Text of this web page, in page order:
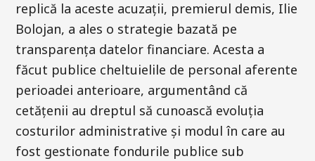
replică la aceste acuzații, premierul demis, Ilie
Bolojan, a ales o strategie bazată pe
transparența datelor financiare. Acesta a
făcut publice cheltuielile de personal aferente
perioadei anterioare, argumentând că
cetățenii au dreptul să cunoască evoluția
costurilor administrative și modul în care au
fost gestionate fondurile publice sub